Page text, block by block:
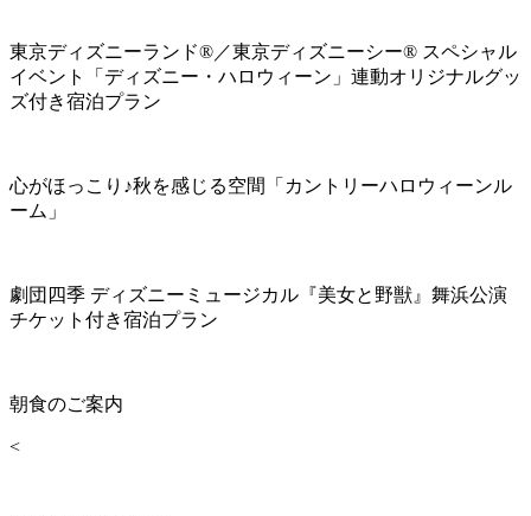
東京ディズニーランド®／東京ディズニーシー® スペシャル
イベント「ディズニー・ハロウィーン」連動オリジナルグッ
ズ付き宿泊プラン
心がほっこり♪秋を感じる空間「カントリーハロウィーンル
ーム」
劇団四季 ディズニーミュージカル『美女と野獣』舞浜公演
チケット付き宿泊プラン
朝食のご案内
<